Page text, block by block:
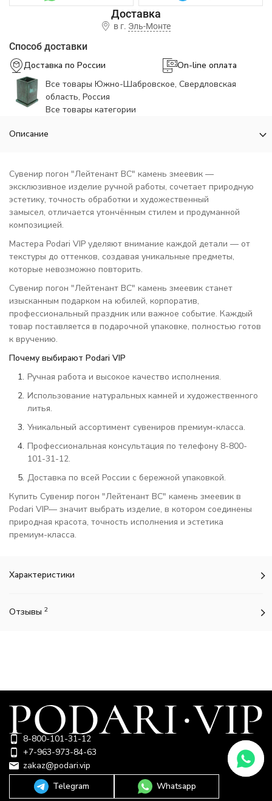
в г. Эль-Монте
Способ доставки
Доставка по России
On-line оплата
Все товары Южно-Шабровское, Свердловская
область, Россия
Все товары категории
Описание
Сувенир погон "Лейтенант ВС" камень змеевик —
эксклюзивное изделие ручной работы, сочетает природную
эстетику, точность обработки и художественный
замысел, отличается утончённым стилем и продуманной
композицией.
Мастера Podari VIP уделяют внимание каждой детали — от
текстуры до оттенков, создавая уникальные предметы,
которые невозможно повторить.
Сувенир погон "Лейтенант ВС" камень змеевик станет
изысканным подарком на юбилей, корпоратив,
профессиональный праздник или важное событие. Каждый
товар поставляется в подарочной упаковке, полностью готов
к вручению.
Почему выбирают Podari VIP
Ручная работа и высокое качество исполнения.
Использование натуральных камней и художественного
литья.
Уникальный ассортимент сувениров премиум-класса.
Профессиональная консультация по телефону 8-800-
101-31-12.
Доставка по всей России с бережной упаковкой.
Купить Сувенир погон "Лейтенант ВС" камень змеевик в
Podari VIP— значит выбрать изделие, в котором соединены
природная красота, точность исполнения и эстетика
премиум-класса.
Характеристики
Отзывы 2
8-800-101-31-12
+7-963-973-84-63
zakaz@podari.vip
Telegram
Whatsapp